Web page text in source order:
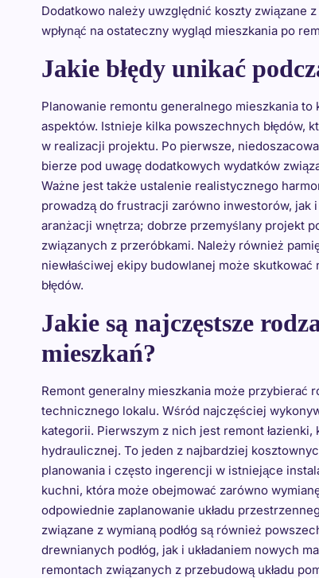
Dodatkowo należy uwzględnić koszty związane
wpłynąć na ostateczny wygląd mieszkania po
Jakie błędy unikać
Planowanie remontu generalnego mieszkania
aspektów. Istnieje kilka powszechnych błędów,
w realizacji projektu. Po pierwsze,
bierze pod uwagę dodatkowych wydatków
Ważne jest także ustalenie realistycznego
prowadzą do frustracji zarówno inwestorów, jak
aranżacji wnętrza; dobrze przemyślany projekt
związanych z przeróbkami. Należy również
niewłaściwej ekipy budowlanej może
błędów.
Jakie są najczęstsze
mieszkań?
Remont generalny mieszkania może przybierać
technicznego lokalu. Wśród najczęściej
kategorii. Pierwszym z nich jest remont
hydraulicznej. To jeden z najbardziej
planowania i często ingerencji w istniejące
kuchni, która może obejmować zarówno
odpowiednie zaplanowanie układu
związane z wymianą podłóg są również
drewnianych podłóg, jak i układaniem nowych
remontach związanych z przebudową układu